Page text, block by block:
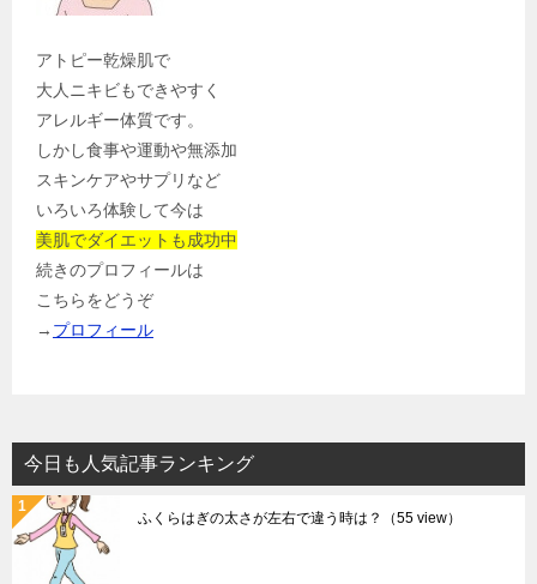
アトピー乾燥肌で
大人ニキビもできやすく
アレルギー体質です。
しかし食事や運動や無添加
スキンケアやサプリなど
いろいろ体験して今は
美肌でダイエットも成功中
続きのプロフィールは
こちらをどうぞ
→ プロフィール
今日も人気記事ランキング
ふくらはぎの太さが左右で違う時は？ （55 view）